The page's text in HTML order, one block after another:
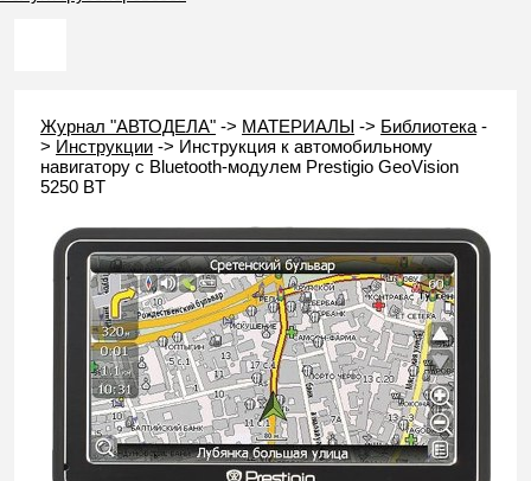
Журнал "АВТОДЕЛА" -> МАТЕРИАЛЫ -> Библиотека -
> Инструкции -> Инструкция к автомобильному
навигатору с Bluetooth-модулем Prestigio GeoVision
5250 BT